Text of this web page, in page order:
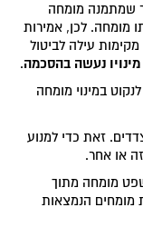
שמתמנה מומחה
מומחה. לכן, אמירות
עילה לביטול
נעשה בהסכמה.
במינוי מומחה
זאת כדי למנוע
או אחר.
מומחה מתוך
מומחים הנמצאות